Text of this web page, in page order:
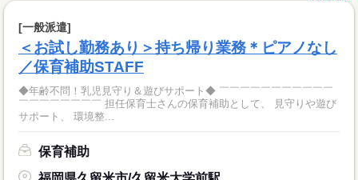
[一般派遣]
＜お試し勤務あり＞持ち帰り業務＊ピアノなし
／保育補助STAFF
◆年齢不問！乳児見守り＆遊びサポート◆ ￣￣￣￣￣￣￣￣￣￣￣
￣￣￣￣￣￣￣￣ 担任保育士さんの保育補助として、 見守りや遊び
サポート、 環境整...
保育補助